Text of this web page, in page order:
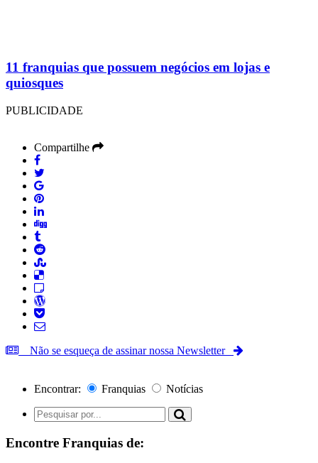
11 franquias que possuem negócios em lojas e
quiosques
PUBLICIDADE
Compartilhe
Não se esqueça de assinar nossa Newsletter
Encontrar: Franquias Notícias
Encontre Franquias de: